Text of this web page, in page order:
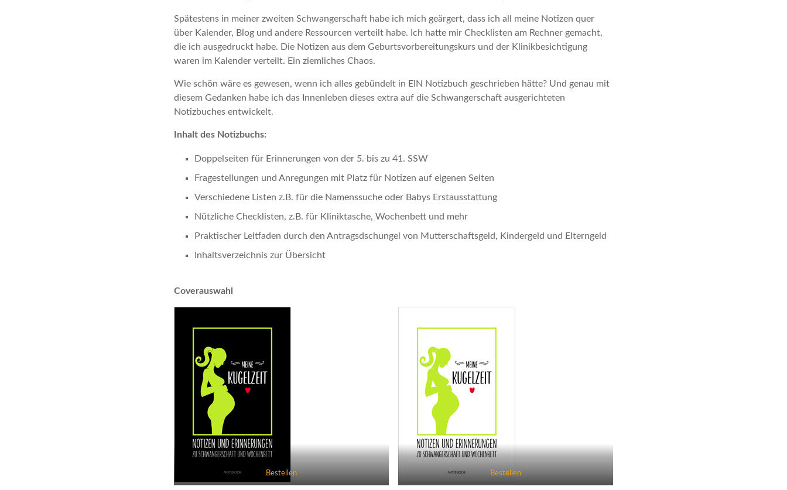
Spätestens in meiner zweiten Schwangerschaft habe ich mich geärgert, dass ich all meine Notizen quer
über Kalender, Blog und andere Ressourcen verteilt habe. Ich hatte mir Checklisten am Rechner gemacht,
die ich ausgedruckt habe. Die Notizen aus dem Geburtsvorbereitungskurs und der Klinikbesichtigung
waren im Kalender verteilt. Ein ziemliches Chaos.
Wie schön wäre es gewesen, wenn ich alles gebündelt in EIN Notizbuch geschrieben hätte? Und genau mit
diesem Gedanken habe ich das Innenleben dieses extra auf die Schwangerschaft ausgerichteten
Notizbuches entwickelt.
Inhalt des Notizbuchs:
Doppelseiten für Erinnerungen von der 5. bis zu 41. SSW
Fragestellungen und Anregungen mit Platz für Notizen auf eigenen Seiten
Verschiedene Listen z.B. für die Namenssuche oder Babys Erstausstattung
Nützliche Checklisten, z.B. für Kliniktasche, Wochenbett und mehr
Praktischer Leitfaden durch den Antragsdschungel von Mutterschaftsgeld, Kindergeld und Elterngeld
Inhaltsverzeichnis zur Übersicht
Coverauswahl
Bestellen Bestellen